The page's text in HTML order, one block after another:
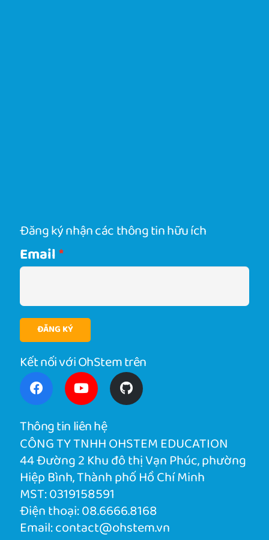
Đăng ký nhận các thông tin hữu ích
Email
ĐĂNG KÝ
Kết nối với OhStem trên
Thông tin liên hệ
CÔNG TY TNHH OHSTEM EDUCATION
44 Đường 2 Khu đô thị Vạn Phúc, phường
Hiệp Bình, Thành phố Hồ Chí Minh
MST: 0319158591
Điện thoại:08.6666.8168
Email:contact@ohstem.vn